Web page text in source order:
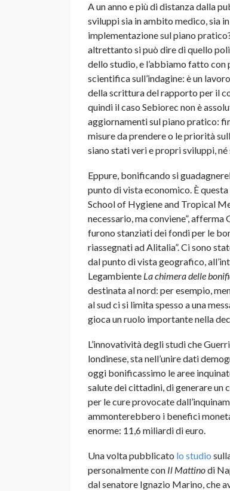
A un anno e più di distanza dalla
sviluppi sia in ambito medico, sia
implementazione sul piano
altrettanto si può dire di quello
dello studio, e l’abbiamo fatto
scientifica sull’indagine: è un
della scrittura del rapporto per il
quindi il caso Sebiorec non è
aggiornamenti sul piano pratico:
misure da prendere o le priorità
siano stati veri e propri sviluppi,
Eppure, bonificando si
punto di vista economico. È
School of Hygiene and Tropical
necessario, ma conviene”,
furono stanziati dei fondi per le
riassegnati ad Alitalia”. Ci sono
dal punto di vista geografico,
Legambiente La chimera delle
destinata al nord: per esempio,
al sud ci si limita spesso a una
gioca un ruolo importante nella
L’innovatività degli studi che
londinese, sta nell’unire dati
oggi bonificassimo le aree
salute dei cittadini, di generare un
per le cure provocate
ammonterebbero i benefici
enorme: 11,6 miliardi di euro.
Una volta pubblicato lo studio
personalmente con Il Mattinodi
dal senatore Ignazio Marino, che